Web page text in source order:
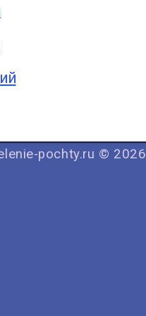
pochty.ru © 2026